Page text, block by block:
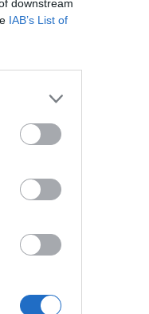
downstream
IAB’s List of
- Η
τα